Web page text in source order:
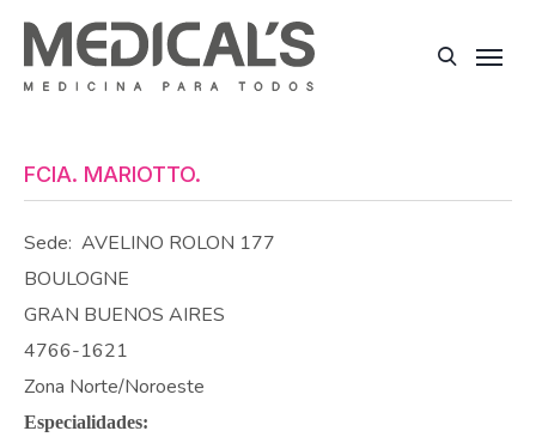
FCIA. MARIOTTO.
Sede: AVELINO ROLON 177
BOULOGNE
GRAN BUENOS AIRES
4766-1621
Zona Norte/Noroeste
Especialidades: